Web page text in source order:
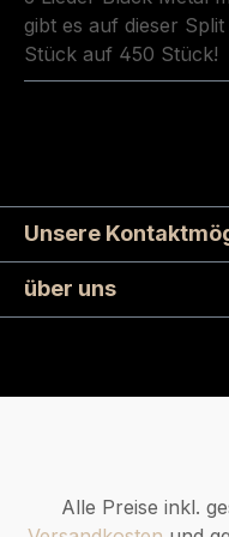
gibt es auf dieser
Stück auf 450 Stück!
Unsere
über uns
Alle Preise inkl.